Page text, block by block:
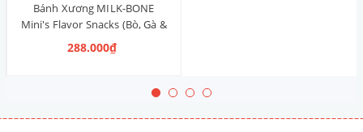
Bánh Xương MILK-BONE
Mini's Flavor Snacks (Bò, Gà &
Heo Xông Khói) 425g
288.000₫